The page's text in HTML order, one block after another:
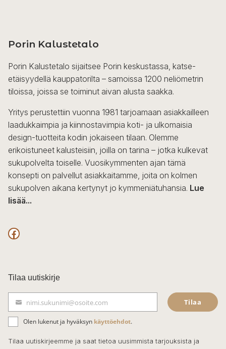
Porin Kalustetalo
Porin Kalustetalo sijaitsee Porin keskustassa, katse-
etäisyydellä kauppatorilta – samoissa 1200 neliömetrin
tiloissa, joissa se toiminut aivan alusta saakka.
Yritys perustettiin vuonna 1981 tarjoamaan asiakkailleen
laadukkaimpia ja kiinnostavimpia koti- ja ulkomaisia
design-tuotteita kodin jokaiseen tilaan. Olemme
erikoistuneet kalusteisiin, joilla on tarina – jotka kulkevat
sukupolvelta toiselle. Vuosikymmenten ajan tämä
konsepti on palvellut asiakkaitamme, joita on kolmen
sukupolven aikana kertynyt jo kymmeniätuhansia. Lue
lisää...
F
c
e
b
o
o
Tilaa uutiskirje
ä
h
k
nimi.sukunimi@osoite.com Tilaa
Olen lukenut ja hyväksyn käyttöehdot.
Tilaa uutiskirjeemme ja saat tietoa uusimmista tarjouksista ja